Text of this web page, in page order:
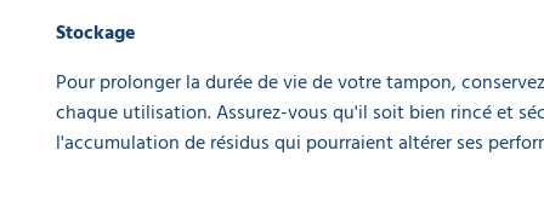
Stockage
Pour prolonger la durée de vie de votre tampon,
chaque utilisation. Assurez-vous qu'il soit bien rincé et
l'accumulation de résidus qui pourraient altérer ses